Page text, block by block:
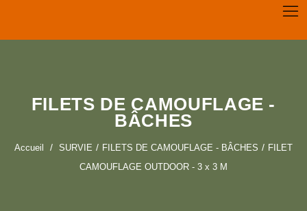
FILETS DE CAMOUFLAGE -
BÂCHES
Accueil SURVIE FILETS DE CAMOUFLAGE - BÂCHES
FILET
CAMOUFLAGE OUTDOOR - 3 x 3 M